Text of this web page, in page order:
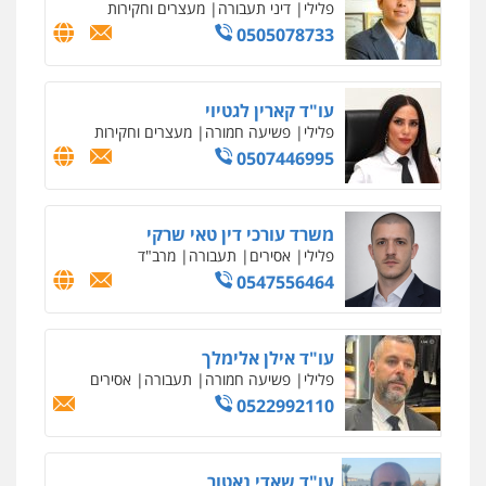
עו"ד אסף גונן
פלילי פשע חמור מעצרים
וחקירות
0542255161
גל דהן – משרד עורך דין פלילי
פלילי פשיעה חמורה מעצרים
וחקירות
0544723840
עו"ד ראוף נג'אר
פלילי עורכי דין לענייני אסירים מעצרים
סמים רכוש
0548009246
דוד אפרים משרד עורכי דין
פלילי צווארון לבן מס הכנסה
0506209859